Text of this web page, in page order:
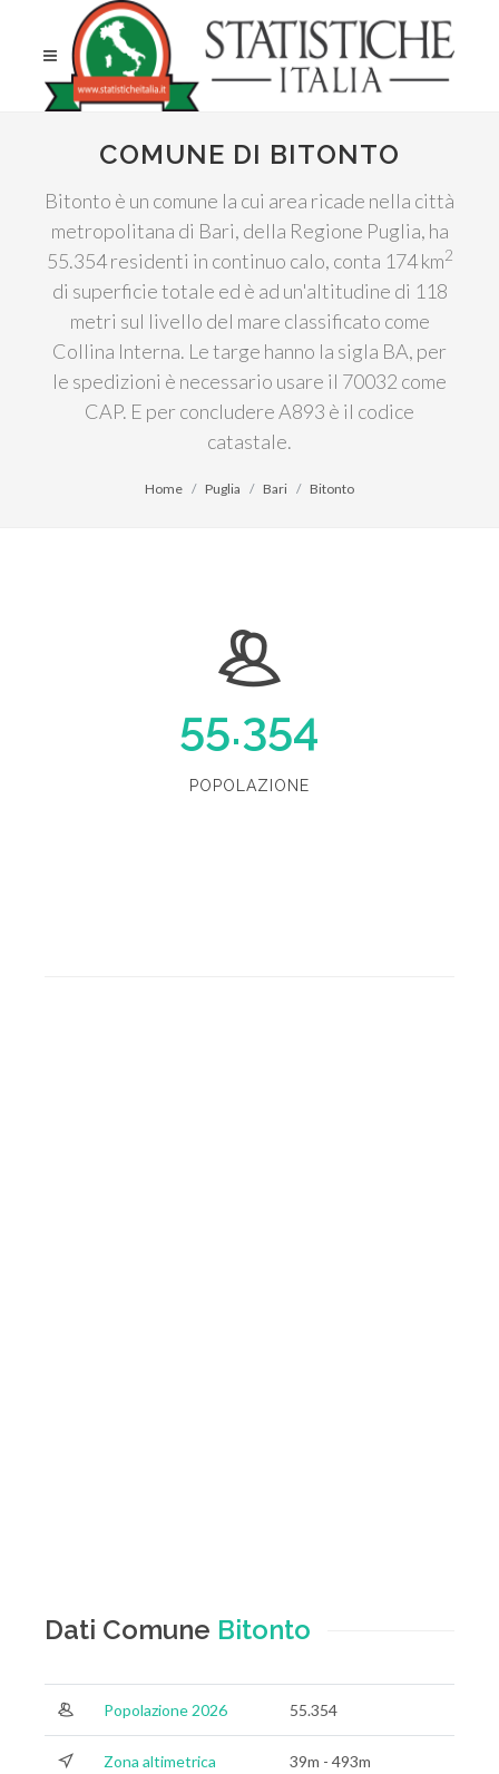
COMUNE DI BITONTO
Bitonto è un comune la cui area ricade nella città
metropolitana di Bari, della Regione Puglia, ha
55.354 residenti in continuo calo, conta 174 km2
di superficie totale ed è ad un'altitudine di 118
metri sul livello del mare classificato come
Collina Interna. Le targe hanno la sigla BA, per
le spedizioni è necessario usare il 70032 come
CAP. E per concludere A893 è il codice
catastale.
Home Puglia Bari Bitonto
55.354
POPOLAZIONE
Dati Comune Bitonto
Popolazione 2026 55.354
Zona altimetrica 39m - 493m